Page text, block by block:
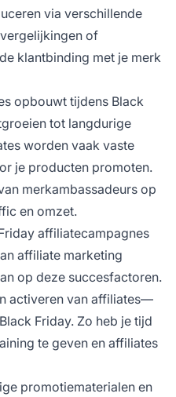
via verschillende
of
klantbinding met je merk
opbouwt tijdens Black
tot langdurige
worden vaak vaste
je producten promoten.
merkambassadeurs op
en omzet.
affiliatecampagnes
affiliate marketing
op deze succesfactoren.
activeren van affiliates—
Friday. Zo heb je tijd
te geven en affiliates
promotiematerialen en